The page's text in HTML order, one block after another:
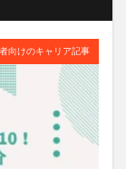
向けのキャリア記事